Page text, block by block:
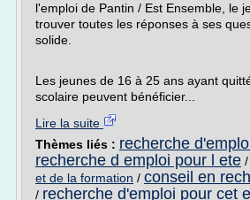
l'emploi de Pantin / Est Ensemble, le
trouver toutes les réponses à ses
solide.
Les jeunes de 16 à 25 ans ayant
scolaire peuvent bénéficier...
Lire la suite
Thèmes liés : recherche
recherche d emploi pour l ete /
et de la formation / conseil en
/ recherche d'emploi pour cet